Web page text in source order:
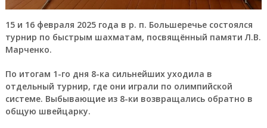
15 и 16 февраля 2025 года в р. п. Большеречье состоялся
турнир по быстрым шахматам, посвящённый памяти Л.В.
Марченко.
По итогам 1-го дня 8-ка сильнейших уходила в
отдельный турнир, где они играли по олимпийской
системе. Выбывающие из 8-ки возвращались обратно в
общую швейцарку.